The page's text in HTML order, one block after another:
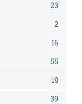
23
2
16
55
18
39